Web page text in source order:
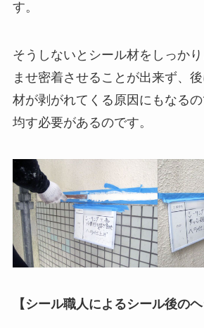
す。
そうしないとシール材をしっか
ませ密着させることが出来ず、
材が剥がれてくる原因にもなる
均す必要があるのです。
【シール職人によるシール後のヘ